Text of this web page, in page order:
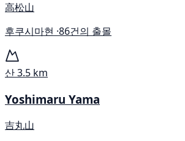
高松山
후쿠시마현 ·86건의 출몰
산3.5 km
Yoshimaru Yama
吉丸山